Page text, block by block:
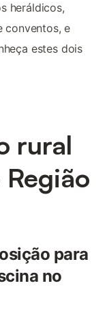
heráldicos,
conventos, e
estes dois
rural
para
no